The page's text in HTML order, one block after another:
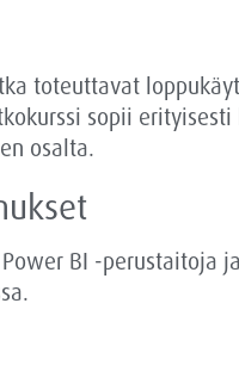
toteuttavat
sopii
osalta.
BI -perustaitoja